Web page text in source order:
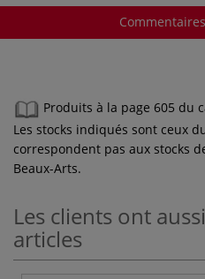
Produits à la page 605 du
Les stocks indiqués sont ceux
correspondent pas aux stocks
Beaux-Arts.
Les clients ont
articles